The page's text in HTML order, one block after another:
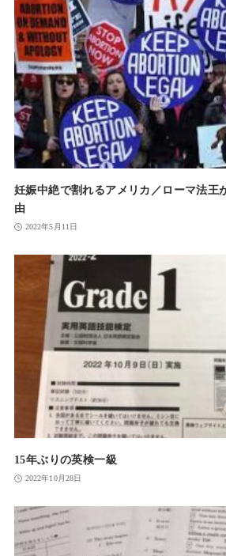
妊娠中絶で割れるアメリカ／ローマ法王
由
2022年5月11日
15年ぶりの英検一級
2022年10月28日